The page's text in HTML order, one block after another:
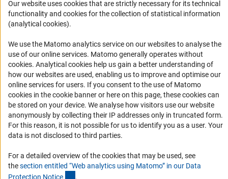
Informant Portal
Logo und Corporate Design
Accessibility
Services and Information for Persons with Disabilities
Accessibility Statement
Report a Barrier
DFG Newsletter
Receive news from the DFG directly in your mailbox.
Subscribe
Our website uses cookies that are strictly necessary for its technical
functionality and cookies for the collection of statistical information
(analytical cookies).
We use the Matomo analytics service on our websites to analyse the
use of our online services. Matomo generally operates without
cookies(Anc
. Analytical cookies help us gain a better understanding of
how our websites are used, enabling us to improve and optimise our
online services for users. If you consent to the use of Matomo
cookies in the cookie banner or here on this page, these cookies can
be stored on your device. We analyse how visitors use our website
anonymously by collecting their IP addresses only in truncated form.
For this reason, it is not possible for us to identify you as a user. Your
data is not disclosed to third parties.
For a detailed overview of the cookies that may be used, see
thesection entitled “Web analytics using Matomo” in our Data
Protection Notice .